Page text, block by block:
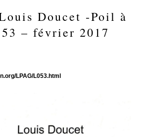
Doucet -Poil à
– février 2017
LPAG/L053.html